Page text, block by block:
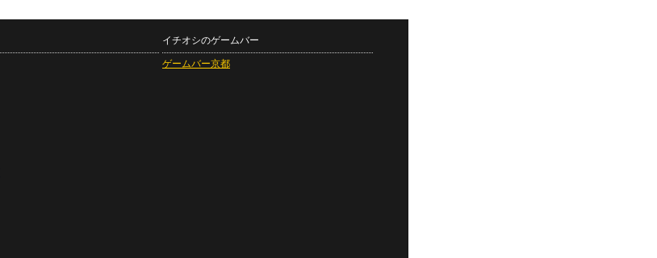
イチオシのゲームバー
ゲームバー京都